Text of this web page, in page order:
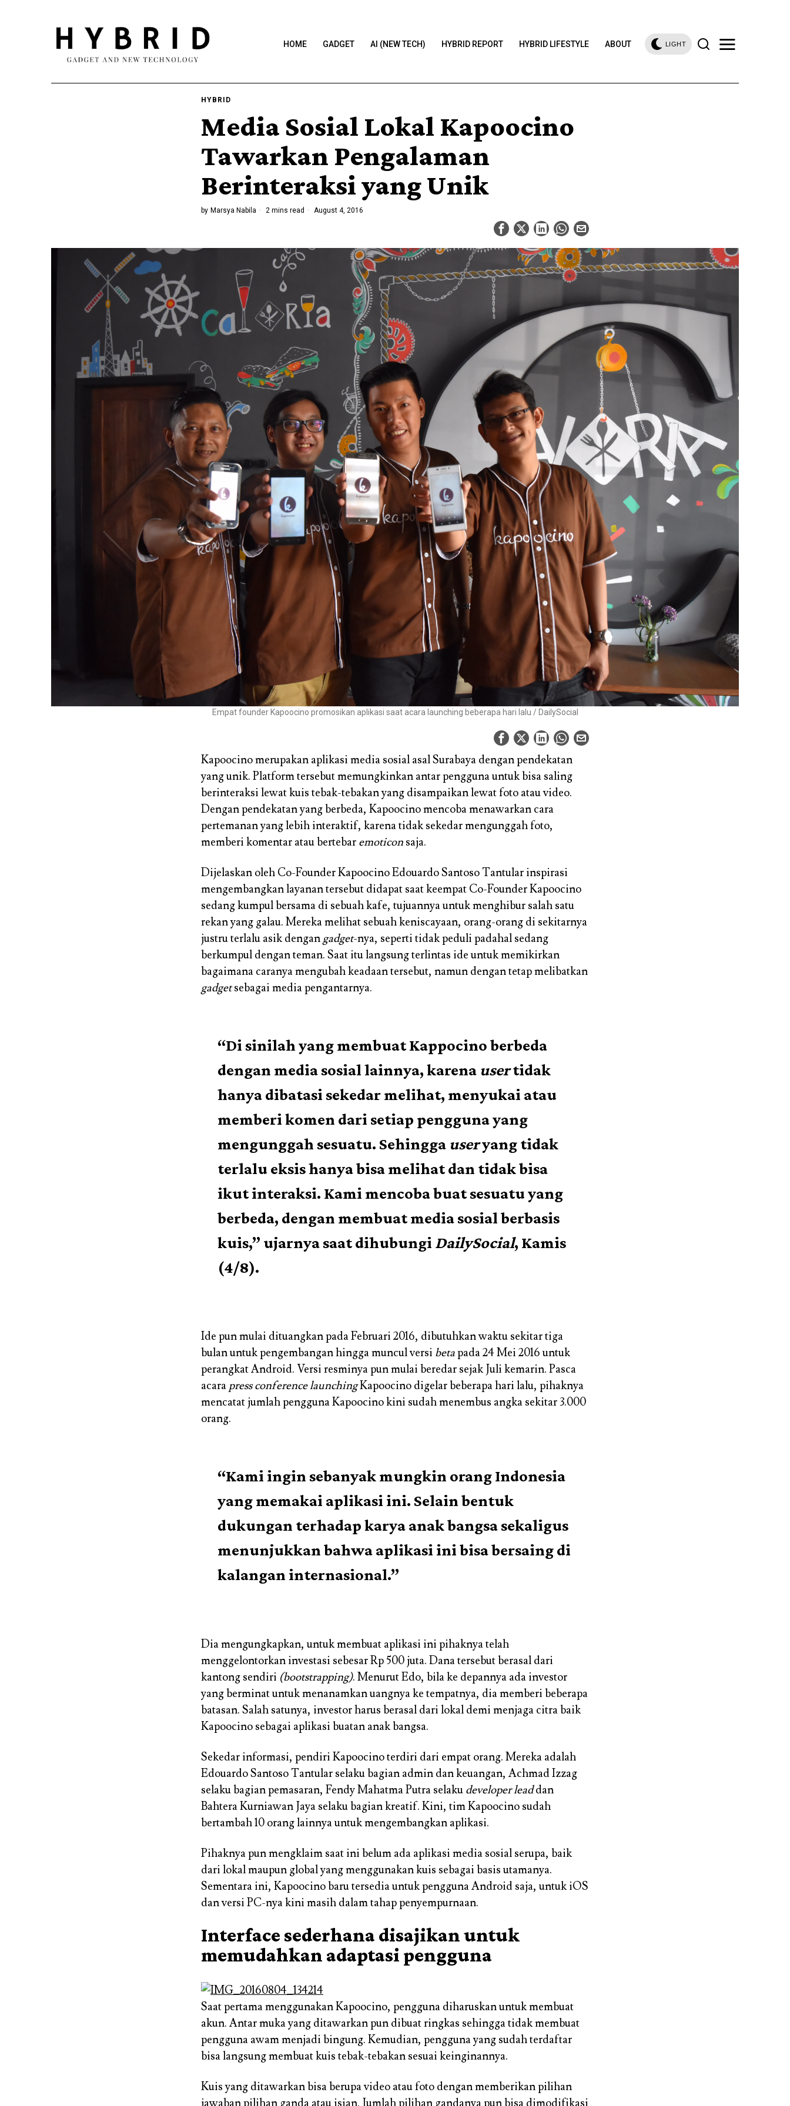
HOME GADGET AI (NEW TECH) HYBRID REPORT HYBRID LIFESTYLE ABOUT LIGHT
HYBRID
Media Sosial Lokal Kapoocino
Tawarkan Pengalaman
Berinteraksi yang Unik
by Marsya Nabila 2 mins read August 4, 2016
Empat founder Kapoocino promosikan aplikasi saat acara launching beberapa hari lalu / DailySocial
Kapoocino merupakan aplikasi media sosial asal Surabaya dengan pendekatan
yang unik. Platform tersebut memungkinkan antar pengguna untuk bisa saling
berinteraksi lewat kuis tebak-tebakan yang disampaikan lewat foto atau video.
Dengan pendekatan yang berbeda, Kapoocino mencoba menawarkan cara
pertemanan yang lebih interaktif, karena tidak sekedar mengunggah foto,
memberi komentar atau bertebar emoticon saja.
Dijelaskan oleh Co-Founder Kapoocino Edouardo Santoso Tantular inspirasi
mengembangkan layanan tersebut didapat saat keempat Co-Founder Kapoocino
sedang kumpul bersama di sebuah kafe, tujuannya untuk menghibur salah satu
rekan yang galau. Mereka melihat sebuah keniscayaan, orang-orang di sekitarnya
justru terlalu asik dengan gadget-nya, seperti tidak peduli padahal sedang
berkumpul dengan teman. Saat itu langsung terlintas ide untuk memikirkan
bagaimana caranya mengubah keadaan tersebut, namun dengan tetap melibatkan
gadgetsebagai media pengantarnya.
“Di sinilah yang membuat Kappocino berbeda
dengan media sosial lainnya, karena usertidak
hanya dibatasi sekedar melihat, menyukai atau
memberi komen dari setiap pengguna yang
mengunggah sesuatu. Sehingga useryang tidak
terlalu eksis hanya bisa melihat dan tidak bisa
ikut interaksi. Kami mencoba buat sesuatu yang
berbeda, dengan membuat media sosial berbasis
kuis,” ujarnya saat dihubungi DailySocial, Kamis
(4/8).
Ide pun mulai dituangkan pada Februari 2016, dibutuhkan waktu sekitar tiga
bulan untuk pengembangan hingga muncul versi betapada 24 Mei 2016 untuk
perangkat Android. Versi resminya pun mulai beredar sejak Juli kemarin. Pasca
acara press conference launchingKapoocino digelar beberapa hari lalu, pihaknya
mencatat jumlah pengguna Kapoocino kini sudah menembus angka sekitar 3.000
orang.
“Kami ingin sebanyak mungkin orang Indonesia
yang memakai aplikasi ini. Selain bentuk
dukungan terhadap karya anak bangsa sekaligus
menunjukkan bahwa aplikasi ini bisa bersaing di
kalangan internasional.”
Dia mengungkapkan, untuk membuat aplikasi ini pihaknya telah
menggelontorkan investasi sebesar Rp 500 juta. Dana tersebut berasal dari
kantong sendiri (bootstrapping). Menurut Edo, bila ke depannya ada investor
yang berminat untuk menanamkan uangnya ke tempatnya, dia memberi beberapa
batasan. Salah satunya, investor harus berasal dari lokal demi menjaga citra baik
Kapoocino sebagai aplikasi buatan anak bangsa.
Sekedar informasi, pendiri Kapoocino terdiri dari empat orang. Mereka adalah
Edouardo Santoso Tantular selaku bagian admin dan keuangan, Achmad Izzag
selaku bagian pemasaran, Fendy Mahatma Putra selaku developer leaddan
Bahtera Kurniawan Jaya selaku bagian kreatif. Kini, tim Kapoocino sudah
bertambah 10 orang lainnya untuk mengembangkan aplikasi.
Pihaknya pun mengklaim saat ini belum ada aplikasi media sosial serupa, baik
dari lokal maupun global yang menggunakan kuis sebagai basis utamanya.
Sementara ini, Kapoocino baru tersedia untuk pengguna Android saja, untuk iOS
dan versi PC-nya kini masih dalam tahap penyempurnaan.
Interface sederhana disajikan untuk
memudahkan adaptasi pengguna
Saat pertama menggunakan Kapoocino, pengguna diharuskan untuk membuat
akun. Antar muka yang ditawarkan pun dibuat ringkas sehingga tidak membuat
pengguna awam menjadi bingung. Kemudian, pengguna yang sudah terdaftar
bisa langsung membuat kuis tebak-tebakan sesuai keinginannya.
Kuis yang ditawarkan bisa berupa video atau foto dengan memberikan pilihan
jawaban pilihan ganda atau isian. Jumlah pilihan gandanya pun bisa dimodifikasi